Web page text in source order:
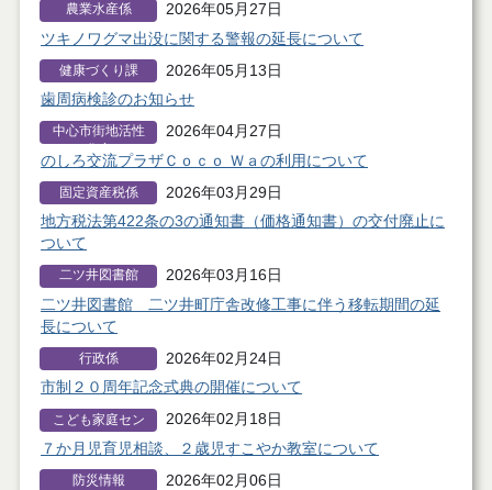
農業水産係
2026年05月27日
ツキノワグマ出没に関する警報の延長について
健康づくり課
2026年05月13日
歯周病検診のお知らせ
中心市街地活性
化室
2026年04月27日
のしろ交流プラザＣｏｃｏ Ｗａの利用について
固定資産税係
2026年03月29日
地方税法第422条の3の通知書（価格通知書）の交付廃止に
ついて
二ツ井図書館
2026年03月16日
二ツ井図書館 二ツ井町庁舎改修工事に伴う移転期間の延
長について
行政係
2026年02月24日
市制２０周年記念式典の開催について
こども家庭セン
ター
2026年02月18日
７か月児育児相談、２歳児すこやか教室について
防災情報
2026年02月06日